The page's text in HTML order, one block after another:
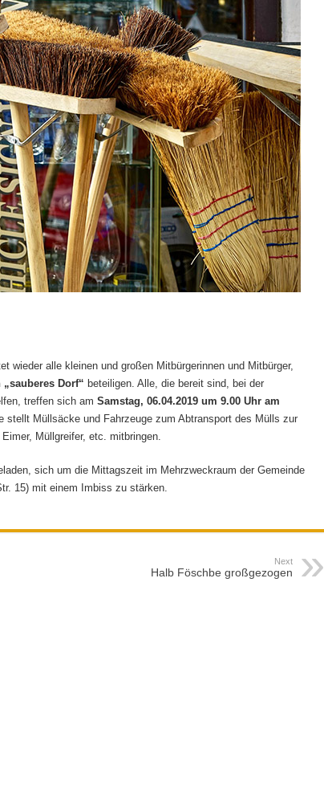
wieder alle kleinen und großen Mitbürgerinnen und Mitbürger,
Dorf“ beteiligen. Alle, die bereit sind, bei der
treffen sich am Samstag, 06.04.2019 um 9.00 Uhr am
stellt Müllsäcke und Fahrzeuge zum Abtransport des Mülls zur
Müllgreifer, etc. mitbringen.
sich um die Mittagszeit im Mehrzweckraum der Gemeinde
15) mit einem Imbiss zu stärken.
Next
Halb Föschbe großgezogen